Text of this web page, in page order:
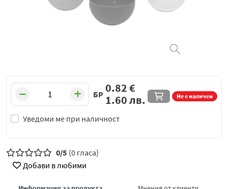
БР Не е наличен
Уведоми ме при наличност
0.82€
1.60лв.
0/5 (0 гласа)
Добави в любими